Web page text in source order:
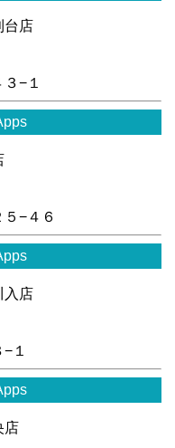
台店
−１
−４６
入店
１
店